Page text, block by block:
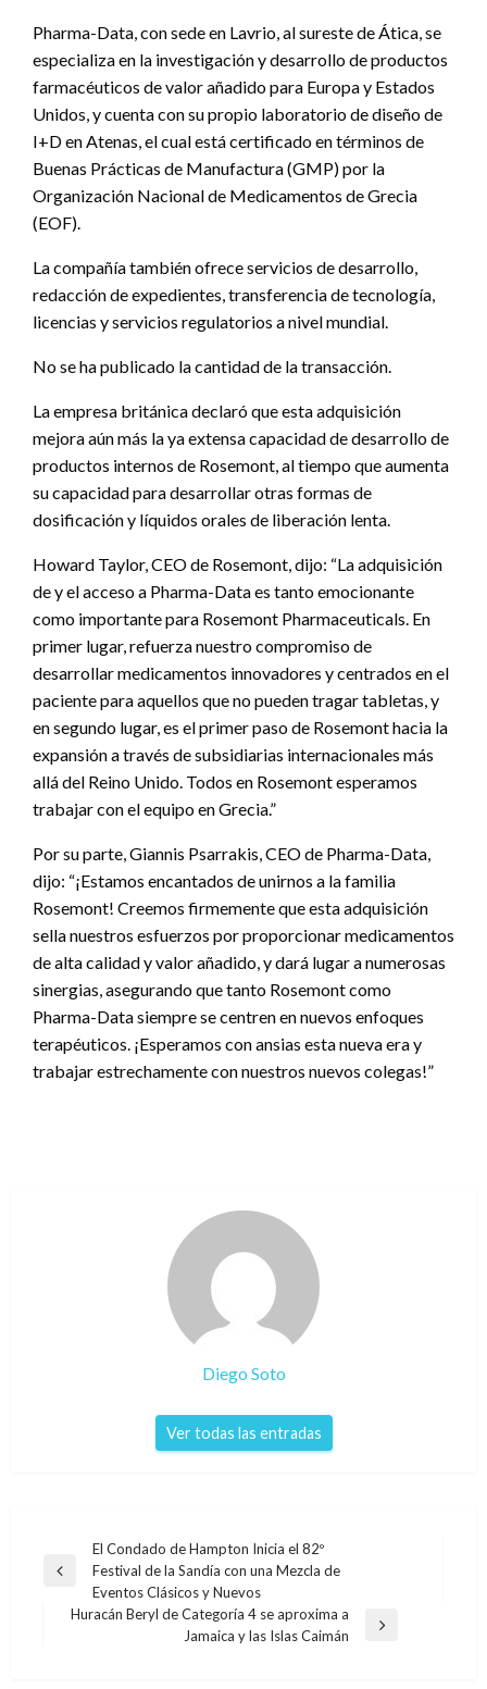
Pharma-Data, con sede en Lavrio, al sureste de Ática, se
especializa en la investigación y desarrollo de productos
farmacéuticos de valor añadido para Europa y Estados
Unidos, y cuenta con su propio laboratorio de diseño de
I+D en Atenas, el cual está certificado en términos de
Buenas Prácticas de Manufactura (GMP) por la
Organización Nacional de Medicamentos de Grecia
(EOF).
La compañía también ofrece servicios de desarrollo,
redacción de expedientes, transferencia de tecnología,
licencias y servicios regulatorios a nivel mundial.
No se ha publicado la cantidad de la transacción.
La empresa británica declaró que esta adquisición
mejora aún más la ya extensa capacidad de desarrollo de
productos internos de Rosemont, al tiempo que aumenta
su capacidad para desarrollar otras formas de
dosificación y líquidos orales de liberación lenta.
Howard Taylor, CEO de Rosemont, dijo: “La adquisición
de y el acceso a Pharma-Data es tanto emocionante
como importante para Rosemont Pharmaceuticals. En
primer lugar, refuerza nuestro compromiso de
desarrollar medicamentos innovadores y centrados en el
paciente para aquellos que no pueden tragar tabletas, y
en segundo lugar, es el primer paso de Rosemont hacia la
expansión a través de subsidiarias internacionales más
allá del Reino Unido. Todos en Rosemont esperamos
trabajar con el equipo en Grecia.”
Por su parte, Giannis Psarrakis, CEO de Pharma-Data,
dijo: “¡Estamos encantados de unirnos a la familia
Rosemont! Creemos firmemente que esta adquisición
sella nuestros esfuerzos por proporcionar medicamentos
de alta calidad y valor añadido, y dará lugar a numerosas
sinergias, asegurando que tanto Rosemont como
Pharma-Data siempre se centren en nuevos enfoques
terapéuticos. ¡Esperamos con ansias esta nueva era y
trabajar estrechamente con nuestros nuevos colegas!”
Diego Soto
Ver todas las entradas
Navegación
de
entradas
Entrada
anterior
El Condado de Hampton Inicia el 82º
Festival de la Sandía con una Mezcla de
Eventos Clásicos y Nuevos
Huracán Beryl de Categoría 4 se aproxima a
Jamaica y las Islas Caimán